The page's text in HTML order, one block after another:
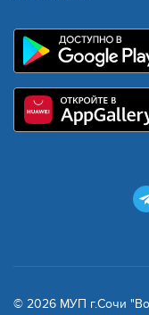
© 2026 МУП г.Сочи